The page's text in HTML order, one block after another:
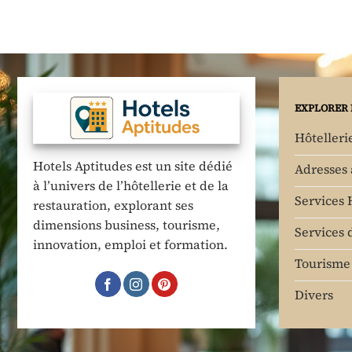
Hotels Aptitudes est un site dédié
à l’univers de l’hôtellerie et de la
restauration, explorant ses
dimensions business, tourisme,
innovation, emploi et formation.
EXPLORER
Services
Services
Divers